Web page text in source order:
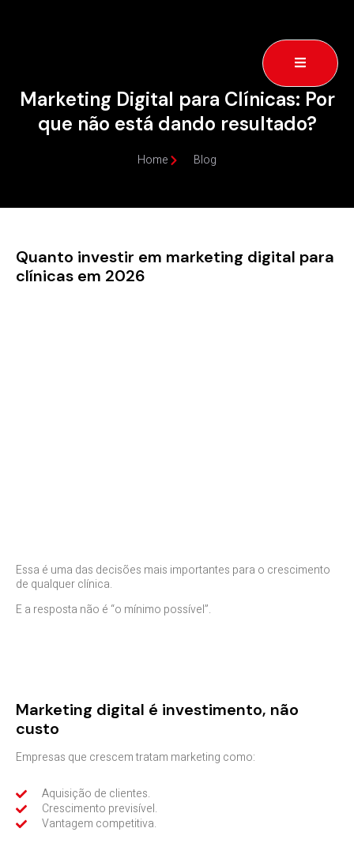
Marketing Digital para Clínicas: Por
que não está dando resultado?
Home Blog
Quanto investir em marketing digital para
clínicas em 2026
Essa é uma das decisões mais importantes para o crescimento
de qualquer clínica.
E a resposta não é “o mínimo possível”.
Marketing digital é investimento, não
custo
Empresas que crescem tratam marketing como:
Aquisição de clientes.
Crescimento previsível.
Vantagem competitiva.